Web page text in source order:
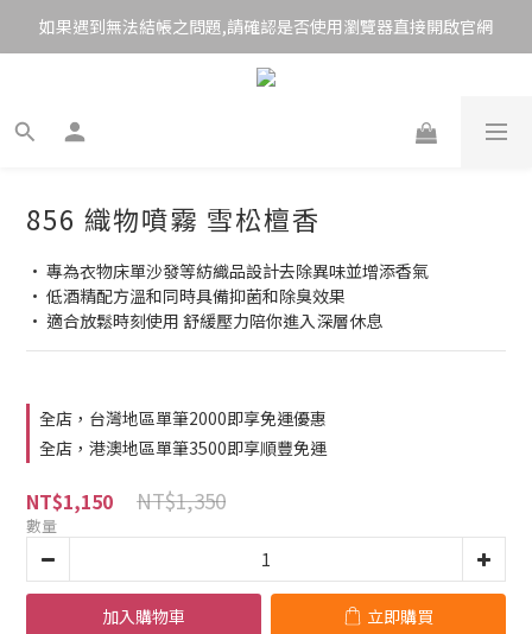
如果遇到無法結帳之問題,請確認是否使用瀏覽器直接開啟官網
856 織物噴霧 雪松檀香
• 專為衣物床單沙發等紡織品設計去除異味並增添香氣
• 低酒精配方溫和同時具備抑菌和除臭效果
• 適合放鬆時刻使用 舒緩壓力陪你進入深層休息
全店，台灣地區單筆2000即享免運優惠
全店，港澳地區單筆3500即享順豐免運
NT$1,150 NT$1,350
數量
加入購物車 立即購買